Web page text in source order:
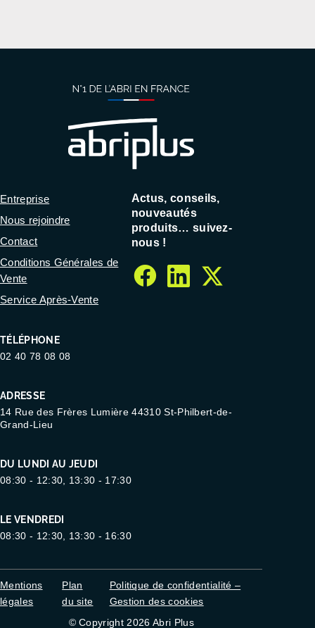
TÉLÉPHONE
02 40 78 08 08
ADRESSE
14 Rue des Frères Lumière 44310 St-Philbert-de-
Grand-Lieu
DU LUNDI AU JEUDI
08:30 - 12:30, 13:30 - 17:30
LE VENDREDI
08:30 - 12:30, 13:30 - 16:30
Entreprise
Nous rejoindre
Contact
Conditions Générales de
Vente
Service Après-Vente
Actus, conseils,
nouveautés
produits… suivez-
nous !
facebook
linkedin
twitter
Mentions
légales
Plan
du site
Politique de confidentialité –
Gestion des cookies
© Copyright 2026 Abri Plus